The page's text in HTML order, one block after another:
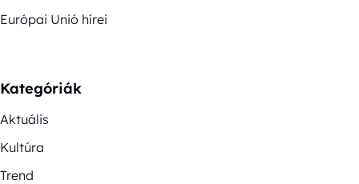
Európai Unió hírei
Kategóriák
Aktuális
Kultúra
Trend